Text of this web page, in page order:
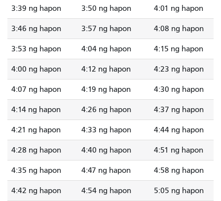
3:39 ng hapon 3:50 ng hapon 4:01 ng hapon
3:46 ng hapon 3:57 ng hapon 4:08 ng hapon
3:53 ng hapon 4:04 ng hapon 4:15 ng hapon
4:00 ng hapon 4:12 ng hapon 4:23 ng hapon
4:07 ng hapon 4:19 ng hapon 4:30 ng hapon
4:14 ng hapon 4:26 ng hapon 4:37 ng hapon
4:21 ng hapon 4:33 ng hapon 4:44 ng hapon
4:28 ng hapon 4:40 ng hapon 4:51 ng hapon
4:35 ng hapon 4:47 ng hapon 4:58 ng hapon
4:42 ng hapon 4:54 ng hapon 5:05 ng hapon